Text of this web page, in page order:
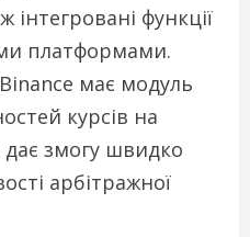
функції
платформами.
має модуль
курсів на
дає змогу швидко
арбітражної